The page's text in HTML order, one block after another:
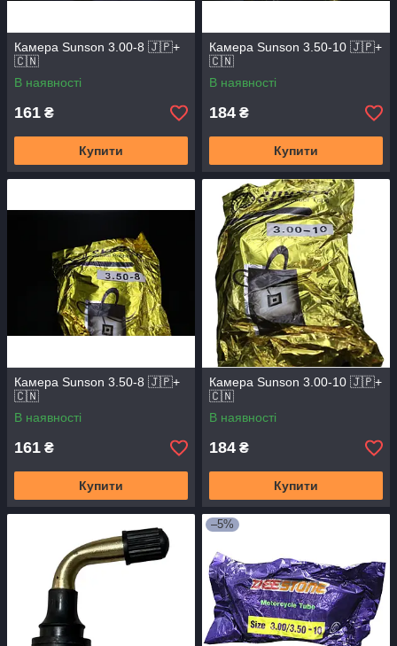
Камера Sunson 3.00-8 🇯🇵+
🇨🇳
В наявності
161 ₴
Купити
Камера Sunson 3.50-10 🇯🇵+
🇨🇳
В наявності
184 ₴
Купити
Камера Sunson 3.50-8 🇯🇵+
🇨🇳
В наявності
161 ₴
Купити
Камера Sunson 3.00-10 🇯🇵+
🇨🇳
В наявності
184 ₴
Купити
–5%